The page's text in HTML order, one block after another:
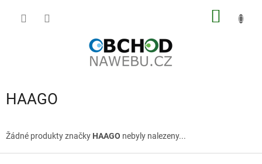
HAAGO
Žádné produkty značky HAAGO nebyly nalezeny...